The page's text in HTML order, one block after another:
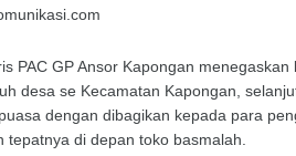
PAC GP Ansor Kapongan
desa se Kecamatan Kapongan,
dengan dibagikan kepada para
di depan toko basmalah.